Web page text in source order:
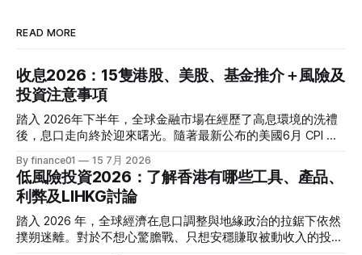
READ MORE
收息2026：15隻港股、美股、基金推介＋風險及
投資注意事項
踏入 2026年下半年，全球金融市場在經歷了高息環境的洗禮
後，息口走向終於迎來曙光。隨著最新公布的美國6月 CPI 同
息的預期再度升溫。 當定期存款利率逐漸從高位回落，如何
將資金轉投至能夠產生穩定現金流的收息資產，成為了今年投
資理財的核心課題。本文特別為您搜集 2026 年 7 月最新市場
數據，盤點港股、美股及基金三大領域共 15 隻熱門收息工
具，並深度拆解背後的潛在風險，助您在新一季度穩健收息！
By finance01 15 7月 2026
低風險投資2026：了解香港有哪些工具、產品、
利弊及LIHKG討論
踏入 2026 年，全球經濟在息口調整與地緣政治的拉鋸下依然
撲朔迷離。對於不想心驚膽戰、只想安穩賺取被動收入的投資